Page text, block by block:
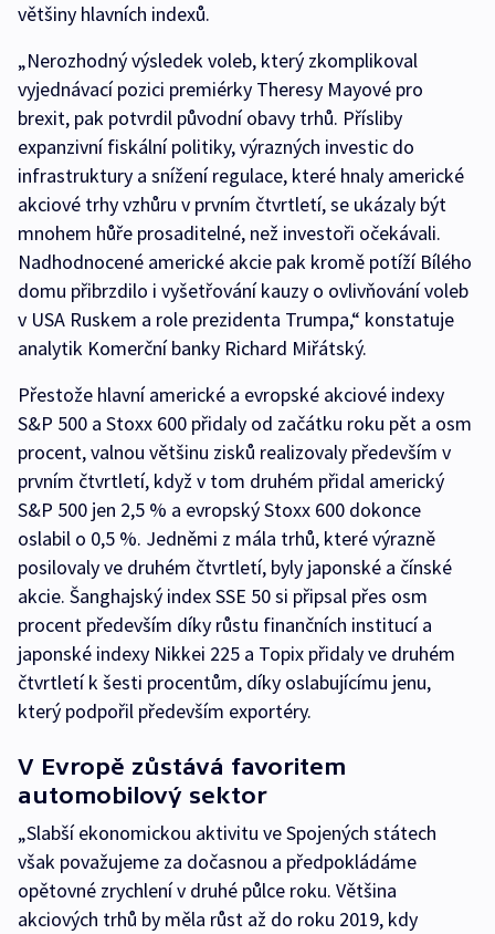
většiny hlavních indexů.
„Nerozhodný výsledek voleb, který zkomplikoval
vyjednávací pozici premiérky Theresy Mayové pro
brexit, pak potvrdil původní obavy trhů. Přísliby
expanzivní fiskální politiky, výrazných investic do
infrastruktury a snížení regulace, které hnaly americké
akciové trhy vzhůru v prvním čtvrtletí, se ukázaly být
mnohem hůře prosaditelné, než investoři očekávali.
Nadhodnocené americké akcie pak kromě potíží Bílého
domu přibrzdilo i vyšetřování kauzy o ovlivňování voleb
v USA Ruskem a role prezidenta Trumpa,“ konstatuje
analytik Komerční banky Richard Miřátský.
Přestože hlavní americké a evropské akciové indexy
S&P 500 a Stoxx 600 přidaly od začátku roku pět a osm
procent, valnou většinu zisků realizovaly především v
prvním čtvrtletí, když v tom druhém přidal americký
S&P 500 jen 2,5 % a evropský Stoxx 600 dokonce
oslabil o 0,5 %. Jedněmi z mála trhů, které výrazně
posilovaly ve druhém čtvrtletí, byly japonské a čínské
akcie. Šanghajský index SSE 50 si připsal přes osm
procent především díky růstu finančních institucí a
japonské indexy Nikkei 225 a Topix přidaly ve druhém
čtvrtletí k šesti procentům, díky oslabujícímu jenu,
který podpořil především exportéry.
V Evropě zůstává favoritem
automobilový sektor
„Slabší ekonomickou aktivitu ve Spojených státech
však považujeme za dočasnou a předpokládáme
opětovné zrychlení v druhé půlce roku. Většina
akciových trhů by měla růst až do roku 2019, kdy